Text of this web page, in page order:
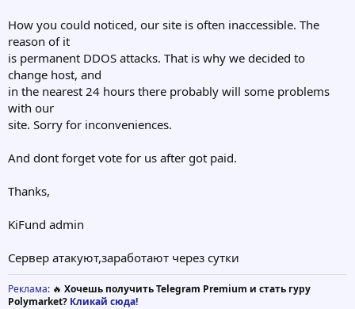
How you could noticed, our site is often inaccessible. The
reason of it
is permanent DDOS attacks. That is why we decided to
change host, and
in the nearest 24 hours there probably will some problems
with our
site. Sorry for inconveniences.
And dont forget vote for us after got paid.
Thanks,
KiFund admin
Сервер атакуют,заработают через сутки
Реклама: 🔥 Хочешь получить Telegram Premium и стать гуру
Polymarket? Кликай сюда!